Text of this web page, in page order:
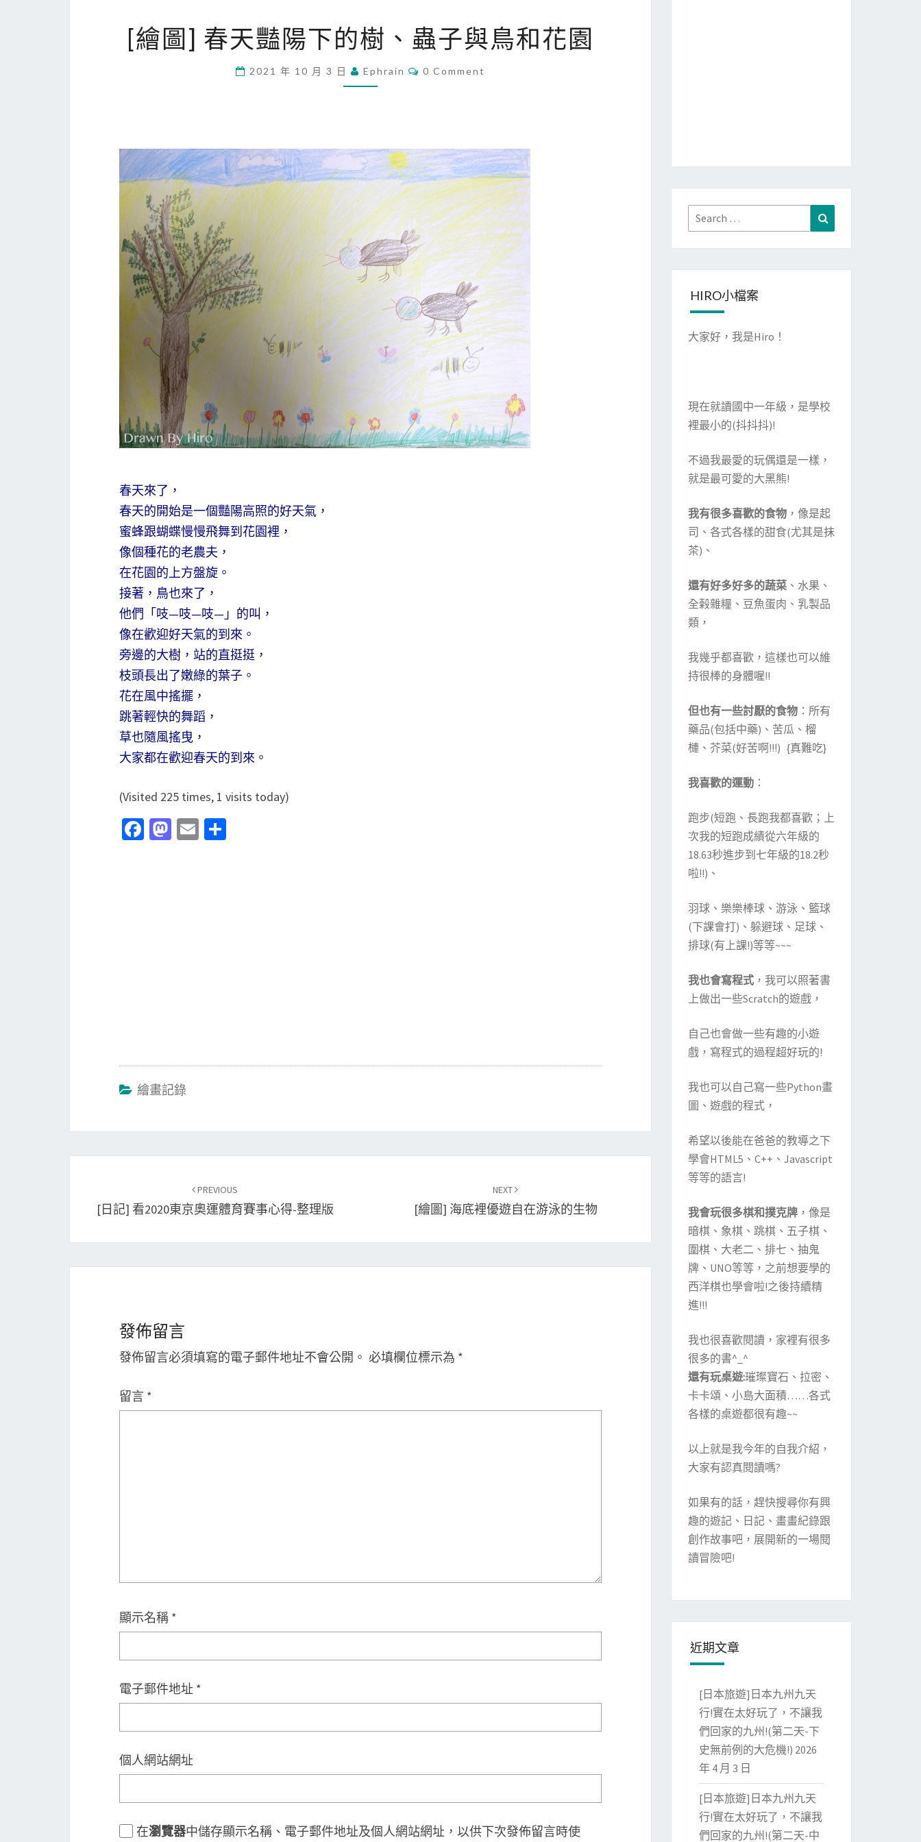
繪
]
陽
下
的
樹
、
蟲
子
與
鳥
花
園
[繪圖] 春天豔陽下的樹、蟲子與鳥和花園
2021 年 10 月 3 日 Ephrain
C
0 Comment
春天來了，
春天的開始是一個豔陽高照的好天氣，
蜜蜂跟蝴蝶慢慢飛舞到花園裡，
像個種花的老農夫，
在花園的上方盤旋。
接著，鳥也來了，
他們「吱—吱—吱—」的叫，
像在歡迎好天氣的到來。
旁邊的大樹，站的直挺挺，
枝頭長出了嫩綠的葉子。
花在風中搖擺，
跳著輕快的舞蹈，
草也隨風搖曳，
大家都在歡迎春天的到來。
(Visited 225 times, 1 visits today)
Fa M E
繪畫記錄
navigation
PREVIOUS
[日記] 看2020東京奧運體育賽事心得-整理版
NEXT
[繪圖] 海底裡優遊自在游泳的生物
發佈留言
發佈留言必須填寫的電子郵件地址不會公開。 必填欄位標示為 *
留言 *
顯示名稱 *
電子郵件地址 *
個人網站網址
在瀏覽器中儲存顯示名稱、電子郵件地址及個人網站網址，以供下次發佈留言時使
Search
for:
HIRO小檔案
大家好，我是Hiro！
現在就讀國中一年級，是學校
裡最小的(抖抖抖)!
不過我最愛的玩偶還是一樣，
就是最可愛的大黑熊!
我有很多喜歡的食物，像是起
司、各式各樣的甜食(尤其是抹
茶)、
還有好多好多的蔬菜、水果、
全榖雜糧、豆魚蛋肉、乳製品
類，
我幾乎都喜歡，這樣也可以維
持很棒的身體喔!!
但也有一些討厭的食物：所有
藥品(包括中藥)、苦瓜、榴
槤、芥菜(好苦啊!!!) {真難吃}
我喜歡的運動：
跑步(短跑、長跑我都喜歡；上
次我的短跑成績從六年級的
18.63秒進步到七年級的18.2秒
啦!!)、
羽球、樂樂棒球、游泳、籃球
(下課會打)、躲避球、足球、
排球(有上課!)等等~~~
我也會寫程式，我可以照著書
上做出一些Scratch的遊戲，
自己也會做一些有趣的小遊
戲，寫程式的過程超好玩的!
我也可以自己寫一些Python畫
圖、遊戲的程式，
希望以後能在爸爸的教導之下
學會HTML5、C++、Javascript
等等的語言!
我會玩很多棋和撲克牌，像是
暗棋、象棋、跳棋、五子棋、
圍棋、大老二、排七、抽鬼
牌、UNO等等，之前想要學的
西洋棋也學會啦!之後持續精
進!!!
我也很喜歡閱讀，家裡有很多
很多的書^_^
還有玩桌遊:璀璨寶石、拉密、
卡卡頌、小島大面積……各式
各樣的桌遊都很有趣~~
以上就是我今年的自我介紹，
大家有認真閱讀嗎?
如果有的話，趕快搜尋你有興
趣的遊記、日記、畫畫紀錄跟
創作故事吧，展開新的一場閱
讀冒險吧!
近期文章
[日本旅遊]日本九州九天
行!實在太好玩了，不讓我
們回家的九州!(第二天-下
史無前例的大危機!) 2026
年 4 月 3 日
[日本旅遊]日本九州九天
行!實在太好玩了，不讓我
們回家的九州!(第二天-中